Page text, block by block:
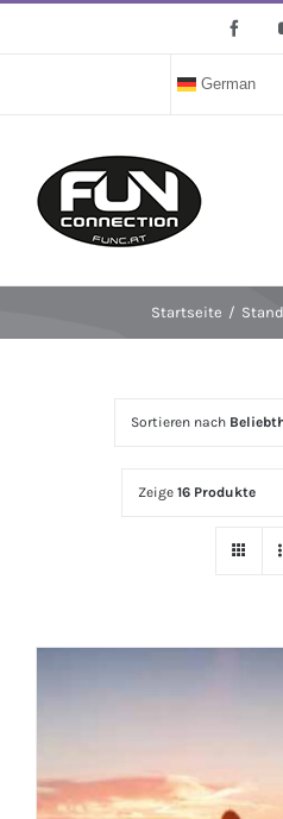
German
Startseite /
Sortieren nach
Zeige 16 Produkte